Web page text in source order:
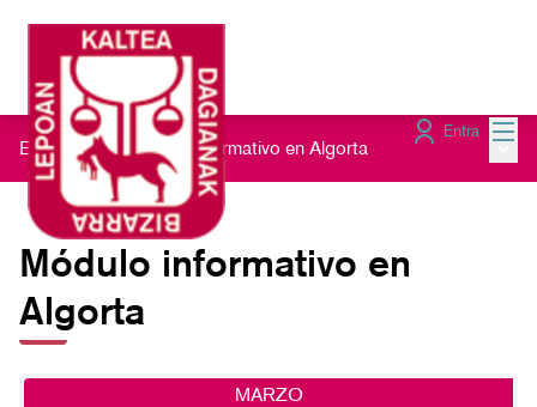
Entra
Encuentros / Módulo informativo en Algorta
Módulo informativo en
Algorta
MARZO